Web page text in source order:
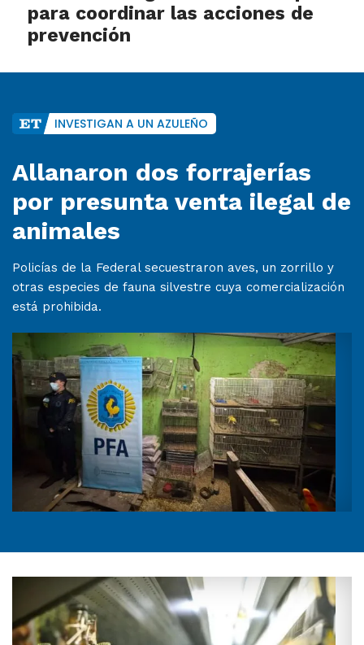
para coordinar las acciones de
prevención
INVESTIGAN A UN AZULEÑO
Allanaron dos forrajerías
por presunta venta ilegal de
animales
Policías de la Federal secuestraron aves, un zorrillo y
otras especies de fauna silvestre cuya comercialización
está prohibida.